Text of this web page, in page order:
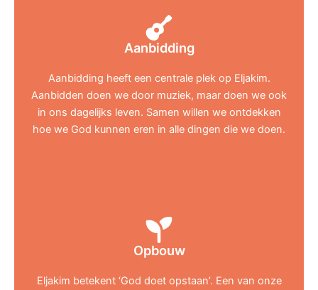
Aanbidding
Aanbidding heeft een centrale plek op Eljakim.
Aanbidden doen we door muziek, maar doen we ook
in ons dagelijks leven. Samen willen we ontdekken
hoe we God kunnen eren in alle dingen die we doen.
Opbouw
Eljakim betekent ‘God doet opstaan’. Een van onze